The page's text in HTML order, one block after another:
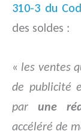
310-3 du
des soldes :
« les ventes
de publicité
par une
accéléré de